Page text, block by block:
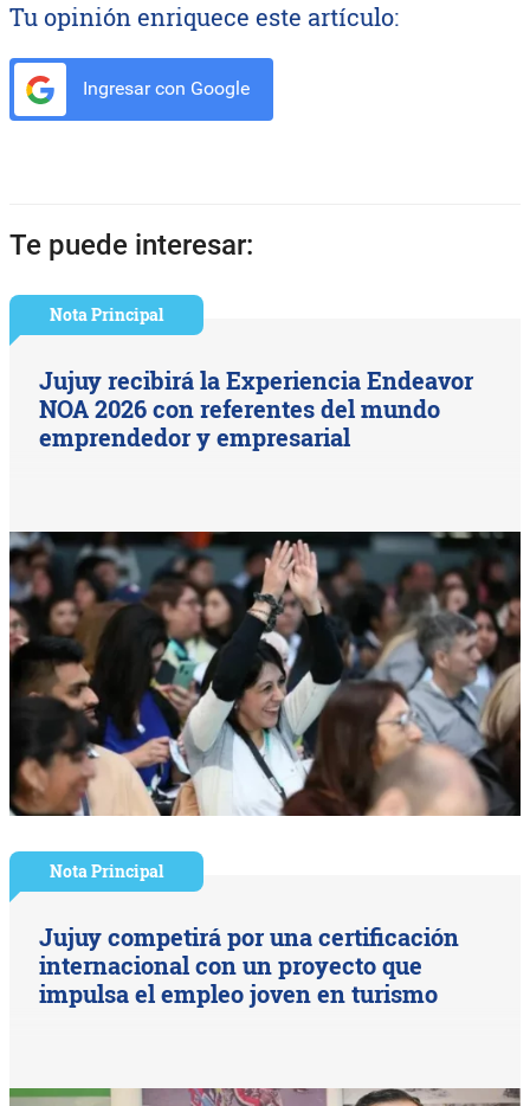
Tu opinión enriquece este artículo:
Ingresar con Google
Te puede interesar:
Nota Principal
Jujuy recibirá la Experiencia Endeavor
NOA 2026 con referentes del mundo
emprendedor y empresarial
Nota Principal
Jujuy competirá por una certificación
internacional con un proyecto que
impulsa el empleo joven en turismo